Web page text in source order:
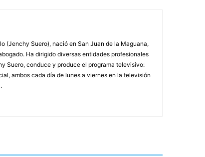
(Jenchy Suero), nació en San Juan de la Maguana,
Ha dirigido diversas entidades profesionales
Suero, conduce y produce el programa televisivo:
ambos cada día de lunes a viernes en la televisión